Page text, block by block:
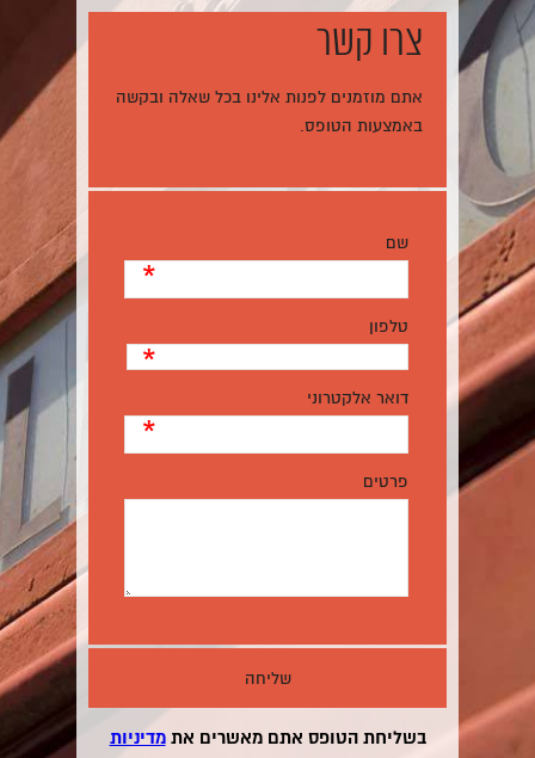
צרו קשר
אתם מוזמנים לפנות אלינו בכל שאלה ובקשה
באמצעות הטופס.
שם
*
טלפון
*
דואר אלקטרוני
*
פרטים
בשליחת הטופס אתם מאשרים אתמדיניות